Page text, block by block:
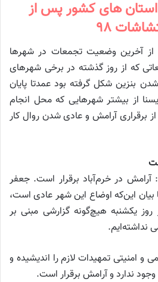
استان های کشور پس از
۹۸
از آخرین وضعیت تجمعات در شهرها
که از روز گذشته در برخی شهر‌های
بنزین شکل گرفته بود عمدتا پایان
از بیشتر شهر‌هایی که محل انجام
برقراری آرامش و عادی شدن روال کار
آرامش در خرم‌آباد برقرار است. جعفر
بیان این‌که اوضاع این شهر عادی است،
روز یکشنبه هیچ‌گونه گزارشی مبنی بر
نداشته‌ایم.
و امنیتی تمهیدات لازم را اندیشیده و
ندارد و آرامش برقرار است.